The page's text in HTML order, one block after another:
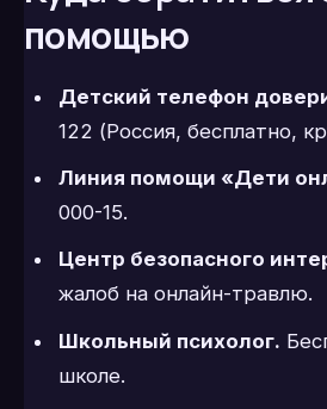
помощью
Детский телефон
122 (Россия, бесплатно,
Линия помощи «Дети
000-15.
Центр безопасного
жалоб на онлайн-травлю.
Школьный психолог.
школе.